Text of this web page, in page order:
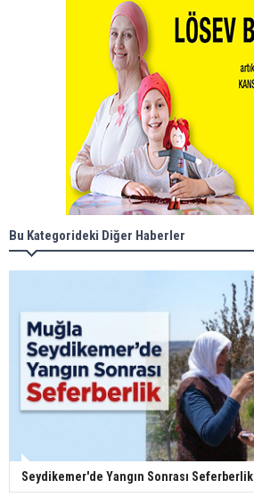
Bu Kategorideki Diğer Haberler
Seydikemer'de Yangın Sonrası Seferberlik